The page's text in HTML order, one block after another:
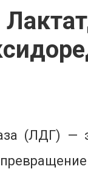
(ЛДГ)